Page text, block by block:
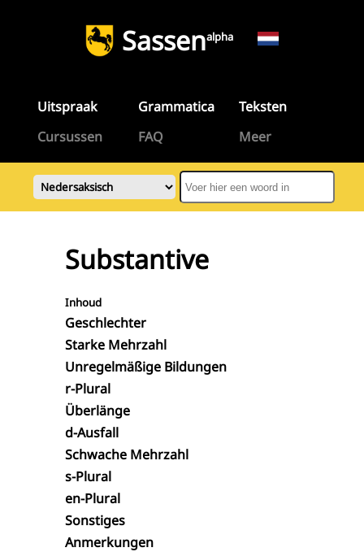
Sassenalpha
Uitspraak Grammatica
Teksten
Cursussen
FAQ Meer
Substantive
Inhoud
Geschlechter
Starke Mehrzahl
Unregelmäßige Bildungen
r-Plural
Überlänge
d-Ausfall
Schwache Mehrzahl
s-Plural
en-Plural
Sonstiges
Anmerkungen